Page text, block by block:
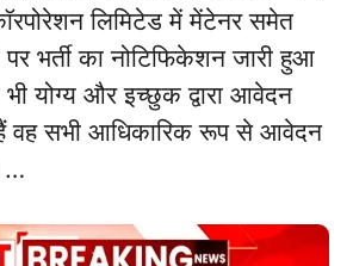
लिमिटेड में मेंटेनर समेत
भर्ती का नोटिफिकेशन जारी हुआ
योग्य और इच्छुक द्वारा आवेदन
हैं वह सभी आधिकारिक रूप से आवेदन